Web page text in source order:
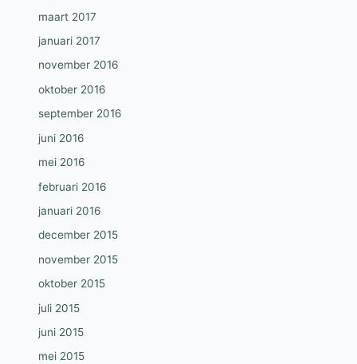
maart 2017
januari 2017
november 2016
oktober 2016
september 2016
juni 2016
mei 2016
februari 2016
januari 2016
december 2015
november 2015
oktober 2015
juli 2015
juni 2015
mei 2015